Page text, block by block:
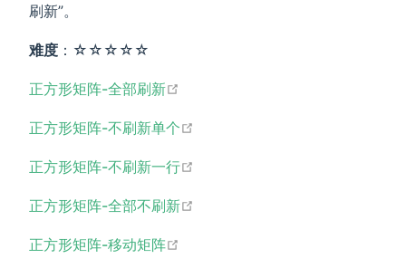
刷新”。
难度 ：☆☆☆☆☆
正方形矩阵-全部刷新
正方形矩阵-不刷新单个
正方形矩阵-不刷新一行
正方形矩阵-全部不刷新
正方形矩阵-移动矩阵